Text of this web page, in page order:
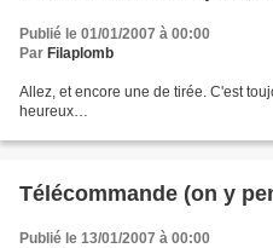
Publié le 01/01/2007 à 00:00
Par Filaplomb
Allez, et encore une de tirée. C'est
heureux…
Télécommande (on y
Publié le 13/01/2007 à 00:00